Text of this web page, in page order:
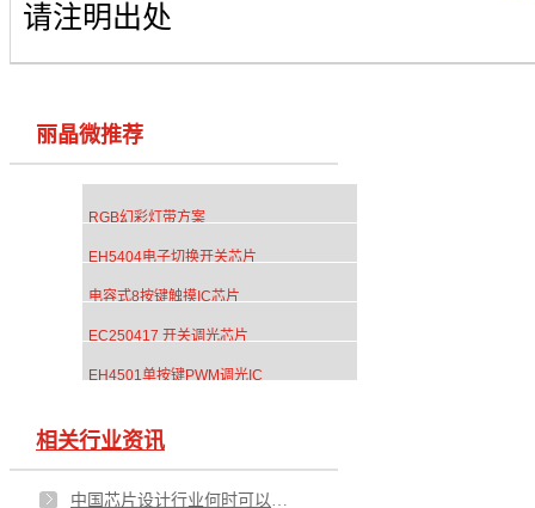
请注明出处
丽晶微推荐
RGB幻彩灯带方案
EH5404电子切换开关芯片
电容式8按键触摸IC芯片
EC250417 开关调光芯片
EH4501单按键PWM调光IC
相关行业资讯